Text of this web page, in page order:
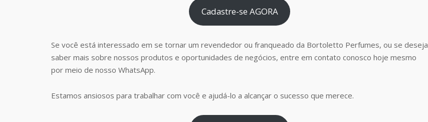
Cadastre-se AGORA
Se você está interessado em se tornar um revendedor ou franqueado da Bortoletto Perfumes, ou se deseja
saber mais sobre nossos produtos e oportunidades de negócios, entre em contato conosco hoje mesmo
por meio de nosso WhatsApp.
Estamos ansiosos para trabalhar com você e ajudá-lo a alcançar o sucesso que merece.